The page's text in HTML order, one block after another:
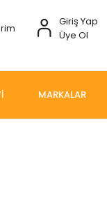
Giriş Yap
Üye Ol
MARKALAR